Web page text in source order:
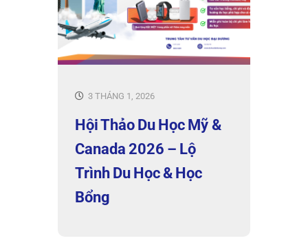
3 THÁNG 1, 2026
Hội Thảo Du Học Mỹ &
Canada 2026 – Lộ
Trình Du Học & Học
Bổng